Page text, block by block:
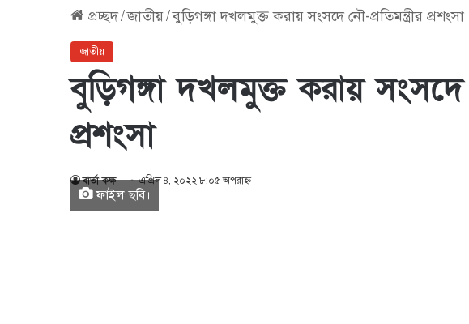
প্রচ্ছদ/জাতীয়/বুড়িগঙ্গা দখলমুক্ত করায় সংসদে নৌ-প্রতিমন্ত্রীর প্রশংসা
জাতীয়
বুড়িগঙ্গা দখলমুক্ত করায় সংসদে
প্রশংসা
বার্তা কক্ষ এপ্রিল ৪, ২০২২ ৮:০৫ অপরাহ্ণ
ফাইল ছবি।